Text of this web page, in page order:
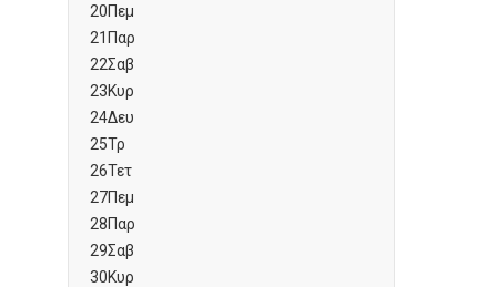
20Πεμ
21 Παρ
22Σαβ
23Κυρ
24Δευ
25Τρ
26Τετ
27Πεμ
28Παρ
29Σαβ
30Κυρ